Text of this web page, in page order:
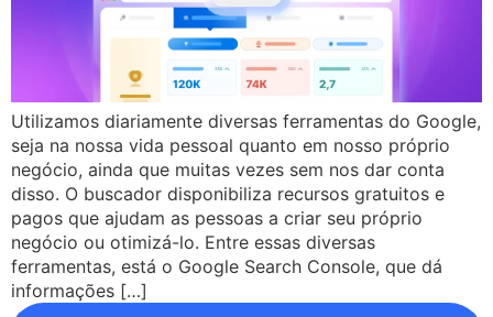
Utilizamos diariamente diversas ferramentas do Google,
seja na nossa vida pessoal quanto em nosso próprio
negócio, ainda que muitas vezes sem nos dar conta
disso. O buscador disponibiliza recursos gratuitos e
pagos que ajudam as pessoas a criar seu próprio
negócio ou otimizá-lo. Entre essas diversas
ferramentas, está o Google Search Console, que dá
informações […]